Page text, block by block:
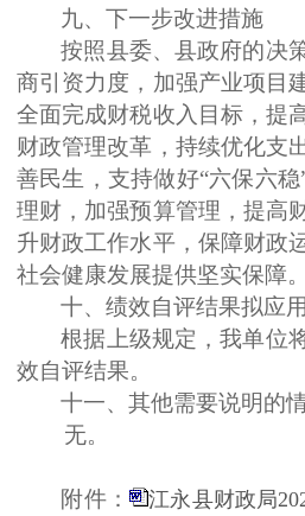
九、下一步改进措施
按照县委、县政府的决
商引资力度，加强产业项目
全面完成财税收入目标，提
财政管理改革，持续优化支
善民生，支持做好“六保六
理财，加强预算管理，提高
升财政工作水平，保障财政
社会健康发展提供坚实保障。
十、绩效自评结果拟应
根据上级规定，我单位
效自评结果。
十一、其他需要说明的
无。
附件：
江永县财政局